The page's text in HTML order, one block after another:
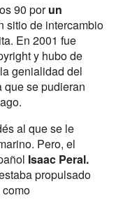
90 porun
sitio de intercambio
En 2001 fue
y hubo de
genialidad del
que se pudieran
al que se le
Pero, el
Isaac Peral.
propulsado